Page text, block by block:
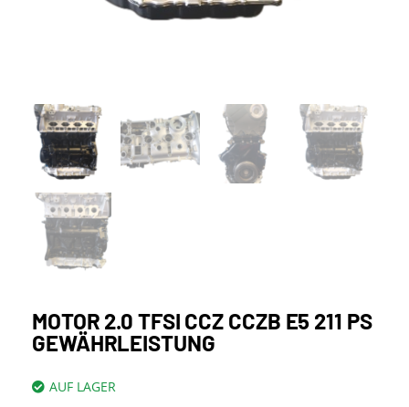
MOTOR 2.0 TFSI CCZ CCZB E5 211 PS
GEWÄHRLEISTUNG
AUF LAGER